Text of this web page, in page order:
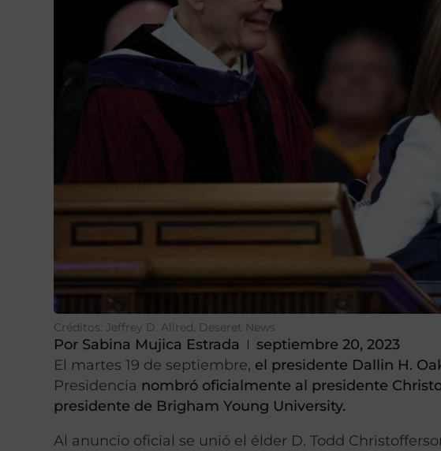
Créditos: Jeffrey D. Allred, Deseret News
Por Sabina Mujica Estrada
septiembre 20, 2023
El martes 19 de septiembre, el presidente Dallin H.
Presidencia nombró oficialmente al presidente
presidente de Brigham Young University.
Al anuncio oficial se unió el élder D. Todd